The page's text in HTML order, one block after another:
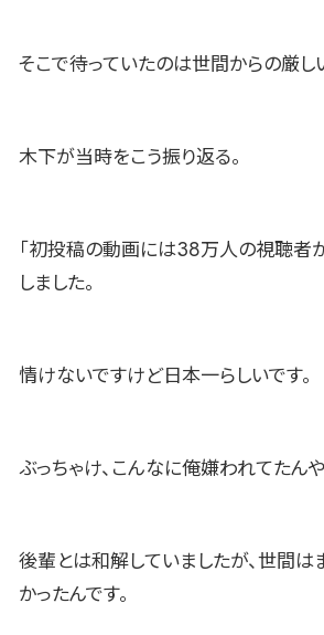
そこで待っていたのは世間からの厳し
木下が当時をこう振り返る。
「初投稿の動画には38万人の視聴者
しました。
情けないですけど日本一らしいです。
ぶっちゃけ、こんなに俺嫌われてたんや
後輩とは和解していましたが、世間は
かったんです。